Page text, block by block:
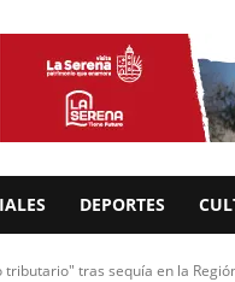
DEPORTES
tras sequía en la